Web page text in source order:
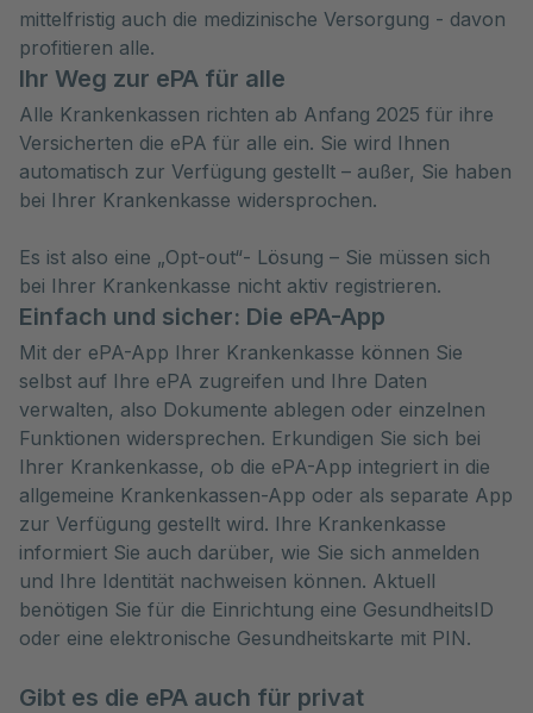
mittelfristig auch die medizinische Versorgung - davon
profitieren alle.
Ihr Weg zur ePA für alle
Alle Krankenkassen richten ab Anfang 2025 für ihre
Versicherten die ePA für alle ein. Sie wird Ihnen
automatisch zur Verfügung gestellt – außer, Sie haben
bei Ihrer Krankenkasse widersprochen.
Es ist also eine „Opt-out“- Lösung – Sie müssen sich
bei Ihrer Krankenkasse nicht aktiv registrieren.
Einfach und sicher: Die ePA-App
Mit der ePA-App Ihrer Krankenkasse können Sie
selbst auf Ihre ePA zugreifen und Ihre Daten
verwalten, also Dokumente ablegen oder einzelnen
Funktionen widersprechen. Erkundigen Sie sich bei
Ihrer Krankenkasse, ob die ePA-App integriert in die
allgemeine Krankenkassen-App oder als separate App
zur Verfügung gestellt wird. Ihre Krankenkasse
informiert Sie auch darüber, wie Sie sich anmelden
und Ihre Identität nachweisen können. Aktuell
benötigen Sie für die Einrichtung eine GesundheitsID
oder eine elektronische Gesundheitskarte mit PIN.
Gibt es die ePA auch für privat